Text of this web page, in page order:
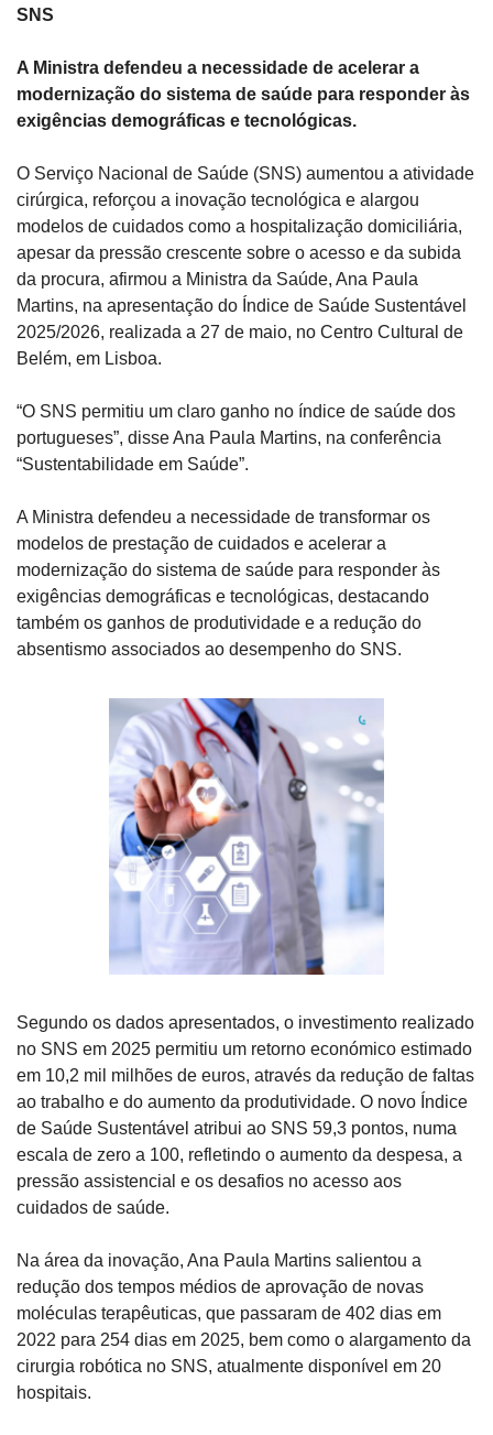
SNS
A Ministra defendeu a necessidade de acelerar a
modernização do sistema de saúde para responder às
exigências demográficas e tecnológicas.
O Serviço Nacional de Saúde (SNS) aumentou a atividade
cirúrgica, reforçou a inovação tecnológica e alargou
modelos de cuidados como a hospitalização domiciliária,
apesar da pressão crescente sobre o acesso e da subida
da procura, afirmou a Ministra da Saúde, Ana Paula
Martins, na apresentação do Índice de Saúde Sustentável
2025/2026, realizada a 27 de maio, no Centro Cultural de
Belém, em Lisboa.
“O SNS permitiu um claro ganho no índice de saúde dos
portugueses”, disse Ana Paula Martins, na conferência
“Sustentabilidade em Saúde”.
A Ministra defendeu a necessidade de transformar os
modelos de prestação de cuidados e acelerar a
modernização do sistema de saúde para responder às
exigências demográficas e tecnológicas, destacando
também os ganhos de produtividade e a redução do
absentismo associados ao desempenho do SNS.
Segundo os dados apresentados, o investimento realizado
no SNS em 2025 permitiu um retorno económico estimado
em 10,2 mil milhões de euros, através da redução de faltas
ao trabalho e do aumento da produtividade. O novo Índice
de Saúde Sustentável atribui ao SNS 59,3 pontos, numa
escala de zero a 100, refletindo o aumento da despesa, a
pressão assistencial e os desafios no acesso aos
cuidados de saúde.
Na área da inovação, Ana Paula Martins salientou a
redução dos tempos médios de aprovação de novas
moléculas terapêuticas, que passaram de 402 dias em
2022 para 254 dias em 2025, bem como o alargamento da
cirurgia robótica no SNS, atualmente disponível em 20
hospitais.